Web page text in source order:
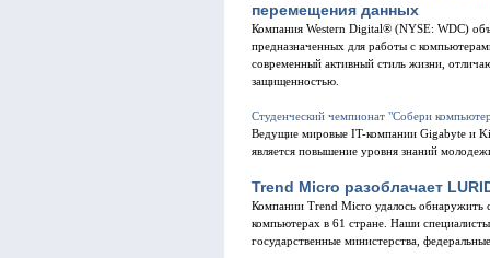
перемещения данных
Компания Western Digital® (NYSE: WDC)
предназначенных для работы с
современный активный стиль жизни,
защищенностью.
Студенческий чемпионат "Собери
Ведущие мировые IT-компании Gigabyte и
является повышение уровня знаний
Trend Micro разоблачает
Компании Trend Micro удалось обнаружить
компьютерах в 61 стране. Наши
государственные министерства,